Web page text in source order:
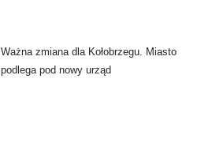
Ważna zmiana dla Kołobrzegu. Miasto
podlega pod nowy urząd